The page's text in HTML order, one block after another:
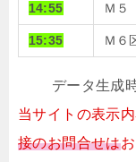
14:55 Ｍ５
15:35 Ｍ６
データ生成
当サイトの表示内
接のお問合せは